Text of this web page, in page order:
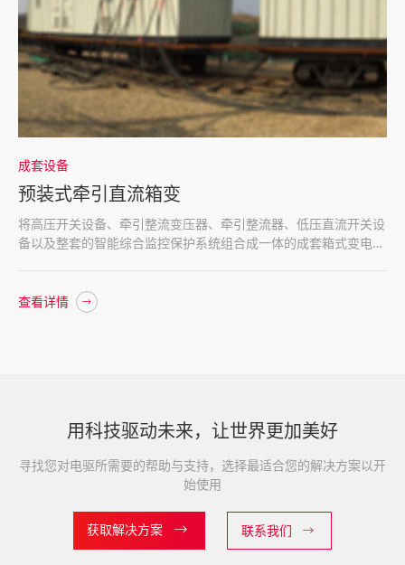
成套设备
预装式牵引直流箱变
将高压开关设备、牵引整流变压器、牵引整流器、低压直流开关设
备以及整套的智能综合监控保护系统组合成一体的成套箱式变电
查看详情
用科技驱动未来，让世界更加美好
寻找您对电驱所需要的帮助与支持，选择最适合您的解决方案以开
始使用
获取解决方案 联系我们